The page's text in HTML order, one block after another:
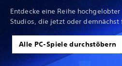
Entdecke eine Reihe
Studios, die jetzt oder demnächst
Alle PC-Spiele durchstöbern